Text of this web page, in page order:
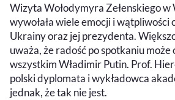
Wizyta Wołodymyra Zełenskiego w
wywołała wiele emocji i wątpliwości
Ukrainy oraz jej prezydenta.
uważa, że radość po spotkaniu
wszystkim Władimir Putin. Prof.
polski dyplomata i wykładowca
jednak, że tak nie jest.